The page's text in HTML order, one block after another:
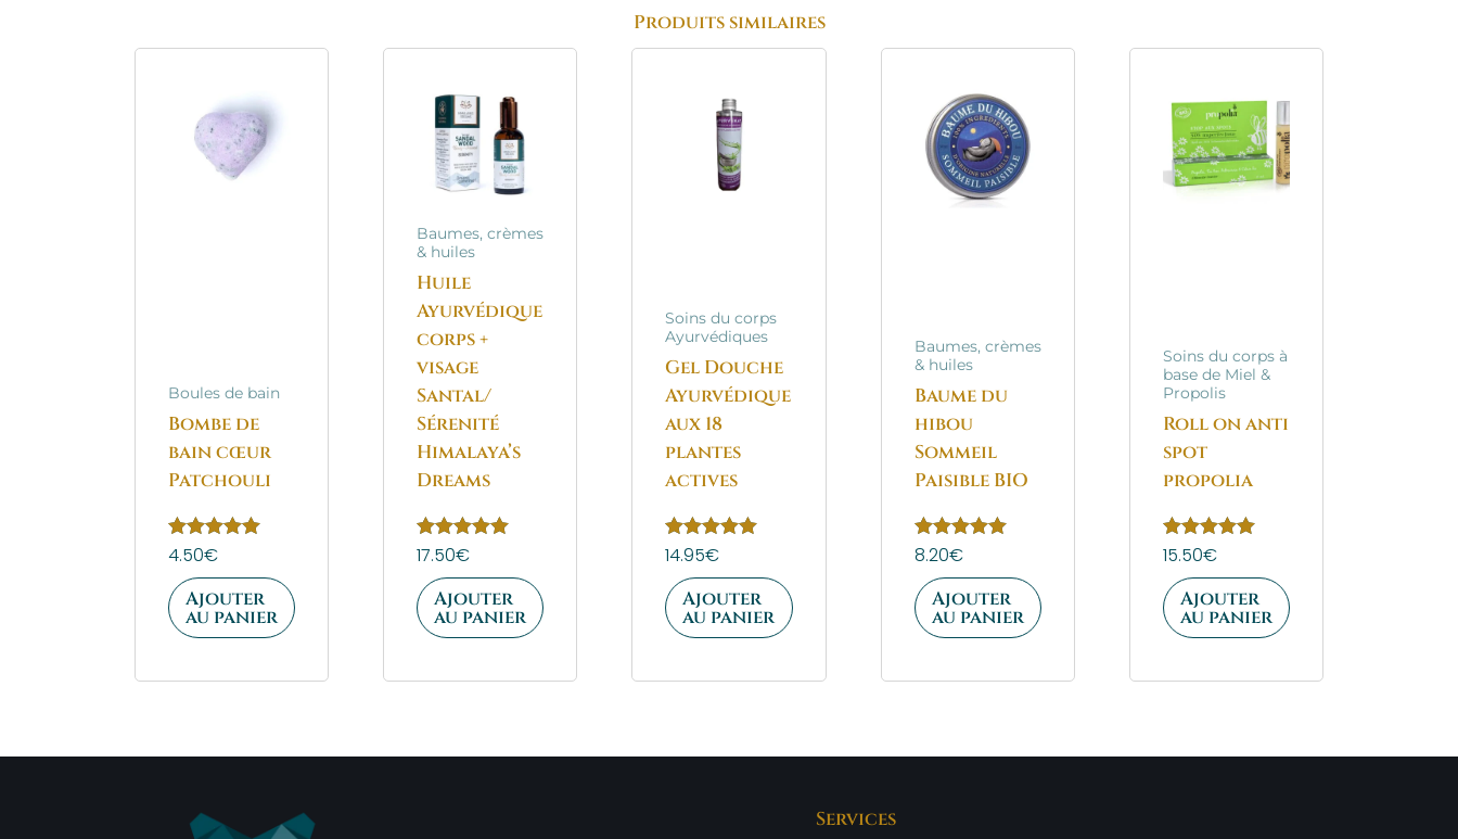
Produits similaires
Boules de bain
Bombe de
bain cœur
Patchouli
Note
sur 5
4.50€
Ajouter
au panier
Baumes, crèmes
& huiles
Huile
Ayurvédique
corps +
visage
Santal/
Sérenité
Himalaya’s
Dreams
Note
sur 5
17.50€
Ajouter
au panier
Soins du corps
Ayurvédiques
Gel Douche
Ayurvédique
aux 18
plantes
actives
Note
sur 5
14.95€
Ajouter
au panier
Baumes, crèmes
& huiles
Baume du
hibou
Sommeil
Paisible BIO
Note
sur 5
8.20€
Ajouter
au panier
Soins du corps à
base de Miel &
Propolis
Roll on anti
spot
propolia
Note
sur 5
15.50€
Ajouter
au panier
Services